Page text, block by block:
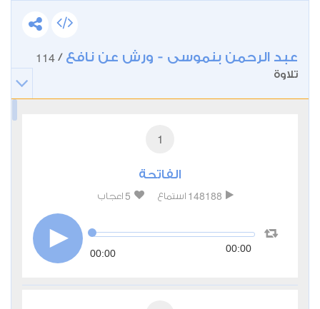
عبد الرحمن بنموسى - ورش عن نافع /
114
تلاوة
1
الفاتحة
148188 استماع 5 اعجاب
00:00 00:00